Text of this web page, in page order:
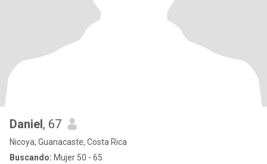
Daniel, 67
Nicoya, Guanacaste, Costa Rica
Buscando: Mujer 50 - 65